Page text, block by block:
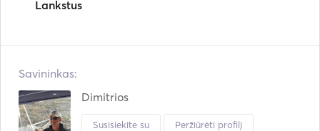
Lankstus
Savininkas:
Dimitrios
Susisiekite su Peržiūrėti profilį